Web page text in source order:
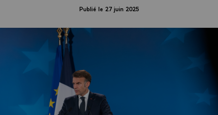
Publié le 27 juin 2025